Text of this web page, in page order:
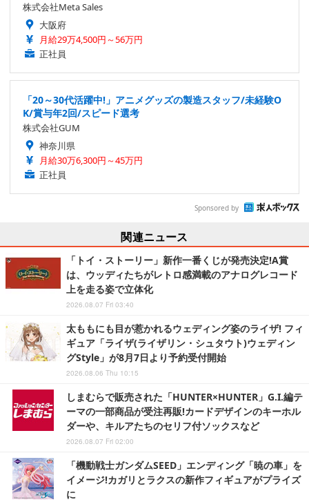
株式会社Meta Sales
大阪府
月給29万4,500円～56万円
正社員
「20～30代活躍中!」アニメグッズの製造スタッフ/未経験O
K/賞与年2回/スピード選考
株式会社GUM
神奈川県
月給30万6,300円～45万円
正社員
Sponsored by
関連ニュース
「トイ・ストーリー」新作一番くじが発売決定!A賞
は、ウッディたちがレトロ感満載のアナログレコード
上を走る姿で立体化
2026.08.07 Fri 03:40
太ももにも目が惹かれるウェディング姿のライザ! フィ
ギュア「ライザ(ライザリン・シュタウト)ウェディン
グStyle」が8月7日より予約受付開始
2026.08.06 Thu 10:15
しまむらで販売された「HUNTER×HUNTER」G.I.編テ
ーマの一部商品が受注再販!カードデザインのキーホル
ダーや、キルアたちのセリフ付ソックスなど
2026.08.07 Fri 02:00
「機動戦士ガンダムSEED」エンディング「暁の車」を
イメージ!カガリとラクスの新作フィギュアがプライズ
に